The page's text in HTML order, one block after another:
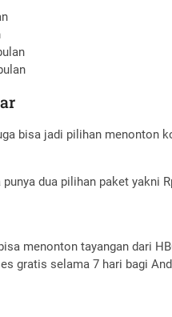
bisa jadi pilihan menonton
dua pilihan paket yakni
menonton tayangan dari
gratis selama 7 hari bagi